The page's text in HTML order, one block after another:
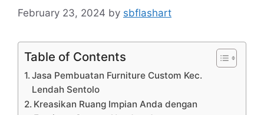
February 23, 2024 by sbflashart
Table of Contents
Jasa Pembuatan Furniture Custom Kec.
Lendah Sentolo
Kreasikan Ruang Impian Anda dengan